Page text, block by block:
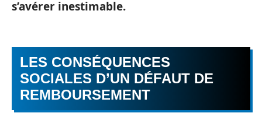
s’avérer inestimable.
LES CONSÉQUENCES
SOCIALES D’UN DÉFAUT DE
REMBOURSEMENT